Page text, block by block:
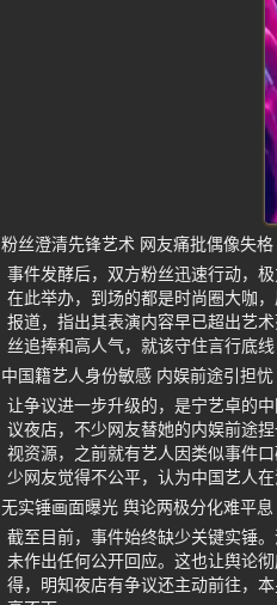
粉丝澄清先锋艺术 网友痛批偶像失格
事件发酵后，双方粉丝迅速行动，
在此举办，到场的都是时尚圈大咖
报道，指出其表演内容早已超出艺
丝追捧和高人气，就该守住言行底
中国籍艺人身份敏感 内娱前途引担忧
让争议进一步升级的，是宁艺卓的
议夜店，不少网友替她的内娱前途
视资源，之前就有艺人因类似事件
少网友觉得不公平，认为中国艺人
无实锤画面曝光 舆论两极分化难平息
截至目前，事件始终缺少关键实锤
未作出任何公开回应。这也让舆论
得，明知夜店有争议还主动前往，